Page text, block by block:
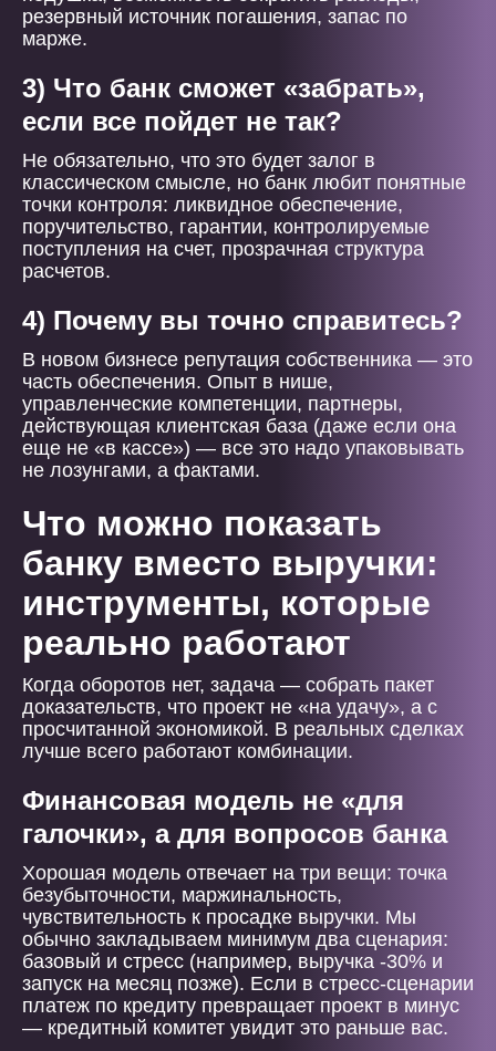
резервный источник погашения, запас по
марже.
3) Что банк сможет «забрать»,
если все пойдет не так?
Не обязательно, что это будет залог в
классическом смысле, но банк любит понятные
точки контроля: ликвидное обеспечение,
поручительство, гарантии, контролируемые
поступления на счет, прозрачная структура
расчетов.
4) Почему вы точно справитесь?
В новом бизнесе репутация собственника — это
часть обеспечения. Опыт в нише,
управленческие компетенции, партнеры,
действующая клиентская база (даже если она
еще не «в кассе») — все это надо упаковывать
не лозунгами, а фактами.
Что можно показать
банку вместо выручки:
инструменты, которые
реально работают
Когда оборотов нет, задача — собрать пакет
доказательств, что проект не «на удачу», а с
просчитанной экономикой. В реальных сделках
лучше всего работают комбинации.
Финансовая модель не «для
галочки», а для вопросов банка
Хорошая модель отвечает на три вещи: точка
безубыточности, маржинальность,
чувствительность к просадке выручки. Мы
обычно закладываем минимум два сценария:
базовый и стресс (например, выручка -30% и
запуск на месяц позже). Если в стресс-сценарии
платеж по кредиту превращает проект в минус
— кредитный комитет увидит это раньше вас.